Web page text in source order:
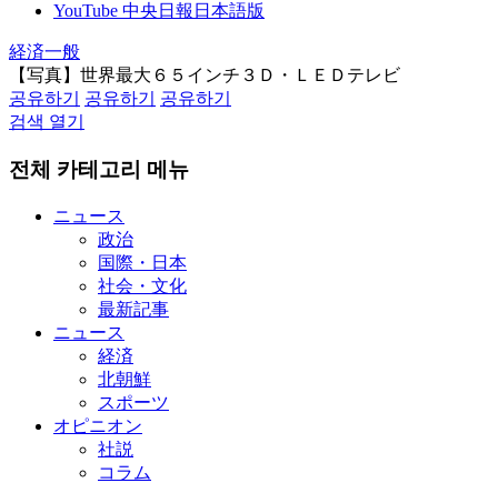
YouTube 中央日報日本語版
経済一般
【写真】世界最大６５インチ３Ｄ・ＬＥＤテレビ
공유하기
공유하기
공유하기
검색 열기
전체 카테고리 메뉴
ニュース
政治
国際・日本
社会・文化
最新記事
ニュース
経済
北朝鮮
スポーツ
オピニオン
社説
コラム